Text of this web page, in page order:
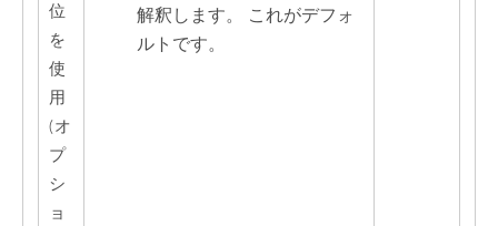
位
を
使
用
(オ
プ
シ
ョ
解釈します。 これがデフォ
ルトです。